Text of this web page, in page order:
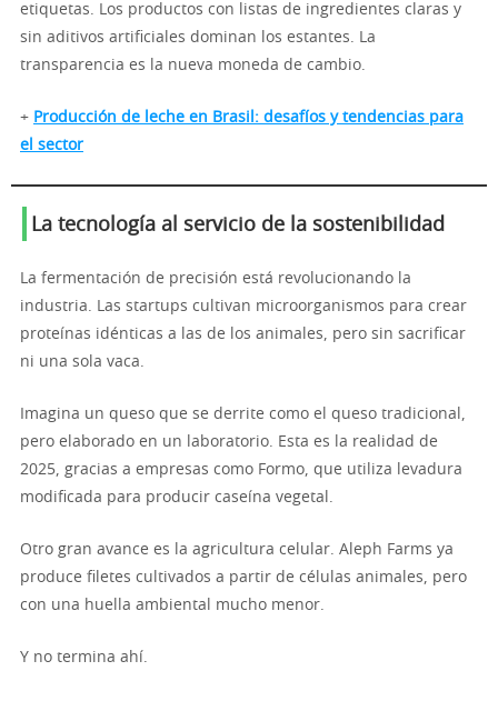
etiquetas. Los productos con listas de ingredientes claras y
sin aditivos artificiales dominan los estantes. La
transparencia es la nueva moneda de cambio.
+ Producción de leche en Brasil: desafíos y tendencias para
el sector
La tecnología al servicio de la sostenibilidad
La fermentación de precisión está revolucionando la
industria. Las startups cultivan microorganismos para crear
proteínas idénticas a las de los animales, pero sin sacrificar
ni una sola vaca.
Imagina un queso que se derrite como el queso tradicional,
pero elaborado en un laboratorio. Esta es la realidad de
2025, gracias a empresas como Formo, que utiliza levadura
modificada para producir caseína vegetal.
Otro gran avance es la agricultura celular. Aleph Farms ya
produce filetes cultivados a partir de células animales, pero
con una huella ambiental mucho menor.
Y no termina ahí.